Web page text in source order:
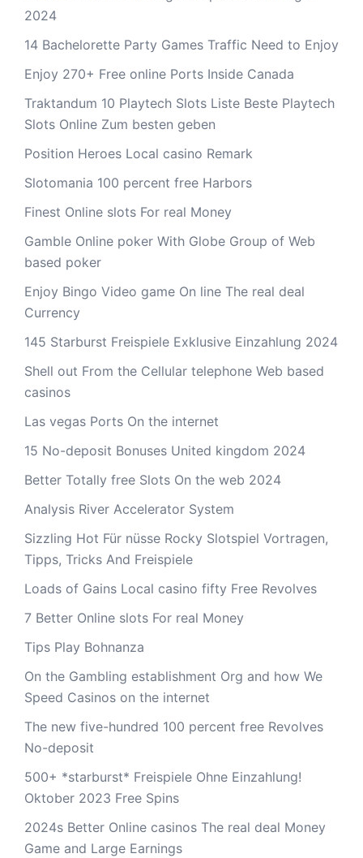
2024
14 Bachelorette Party Games Traffic Need to Enjoy
Enjoy 270+ Free online Ports Inside Canada
Traktandum 10 Playtech Slots Liste Beste Playtech
Slots Online Zum besten geben
Position Heroes Local casino Remark
Slotomania 100 percent free Harbors
Finest Online slots For real Money
Gamble Online poker With Globe Group of Web
based poker
Enjoy Bingo Video game On line The real deal
Currency
145 Starburst Freispiele Exklusive Einzahlung 2024
Shell out From the Cellular telephone Web based
casinos
Las vegas Ports On the internet
15 No-deposit Bonuses United kingdom 2024
Better Totally free Slots On the web 2024
Analysis River Accelerator System
Sizzling Hot Für nüsse Rocky Slotspiel Vortragen,
Tipps, Tricks And Freispiele
Loads of Gains Local casino fifty Free Revolves
7 Better Online slots For real Money
Tips Play Bohnanza
On the Gambling establishment Org and how We
Speed Casinos on the internet
The new five-hundred 100 percent free Revolves
No-deposit
500+ *starburst* Freispiele Ohne Einzahlung!
Oktober 2023 Free Spins
2024s Better Online casinos The real deal Money
Game and Large Earnings